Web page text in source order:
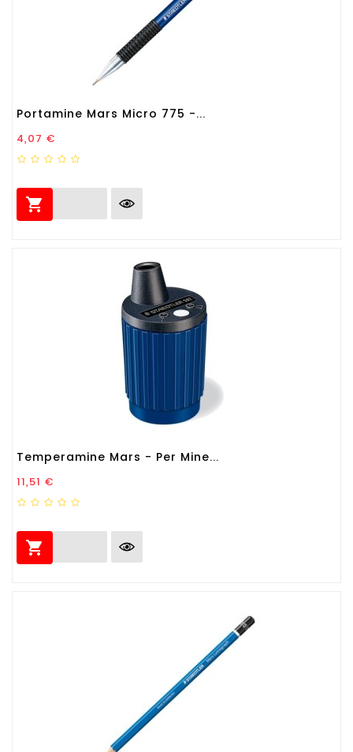
Portamine Mars Micro 775 -...
Prezzo
4,07 €

Temperamine Mars - Per Mine...
Prezzo
11,51 €
